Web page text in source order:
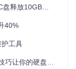
加速]
空间的高效方法
40%
工具
的硬盘重获新生